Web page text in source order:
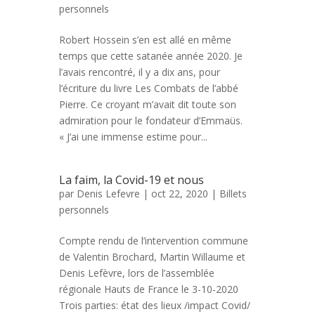
personnels
Robert Hossein s’en est allé en même
temps que cette satanée année 2020. Je
l’avais rencontré, il y a dix ans, pour
l’écriture du livre Les Combats de l’abbé
Pierre. Ce croyant m’avait dit toute son
admiration pour le fondateur d’Emmaüs.
« J’ai une immense estime pour...
La faim, la Covid-19 et nous
par Denis Lefevre | oct 22, 2020 | Billets
personnels
Compte rendu de l’intervention commune
de Valentin Brochard, Martin Willaume et
Denis Lefèvre, lors de l’assemblée
régionale Hauts de France le 3-10-2020
Trois parties: état des lieux /impact Covid/